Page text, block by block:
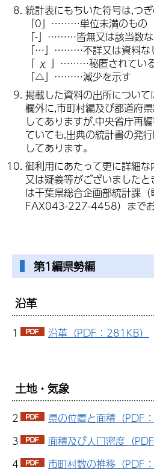
統計表にもちいた符号は,つぎ
「0」………単位未満のもの
「-」………皆無又は該当数
「…」………不詳又は資料な
「 χ 」………秘匿されてい
「△」………減少を示す
掲載した資料の出所につい
欄外に,市町村編及び都道府
してありますが,中央省庁再
ていても,出典の統計書の発
してあります。
御利用にあたって更に詳細
又は疑義等がございました
は千葉県総合企画部統計課
FAX043-227-4458）までお
第1編県勢編
沿革
1
沿革（PDF：281KB）
土地・気象
2
県の位置と面積（PDF
3
面積及び人口密度（
4
市町村数の推移（PDF